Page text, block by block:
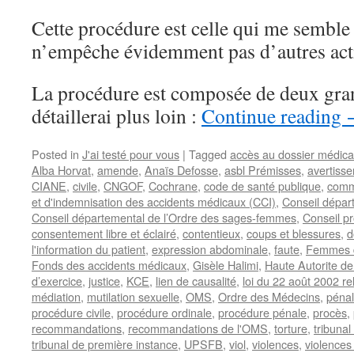
Cette procédure est celle qui me
n’empêche évidemment pas d’autres
La procédure est composée de deux
détaillerai plus loin : Continue reading
Posted in J'ai testé pour vous | Tagged accès au dossier
Alba Horvat, amende, Anaïs Defosse, asbl Prémisses,
CIANE, civile, CNGOF, Cochrane, code de santé publique,
et d'indemnisation des accidents médicaux (CCI), Conseil
Conseil départemental de l’Ordre des sages-femmes, Conseil
consentement libre et éclairé, contentieux, coups et blessures,
l'information du patient, expression abdominale, faute, Femmes
Fonds des accidents médicaux, Gisèle Halimi, Haute Autorite
d’exercice, justice, KCE, lien de causalité, loi du 22 août 2002
médiation, mutilation sexuelle, OMS, Ordre des Médecins, pénal
procédure civile, procédure ordinale, procédure pénale, procès,
recommandations, recommandations de l'OMS, torture,
tribunal de première instance, UPSFB, viol, violences,